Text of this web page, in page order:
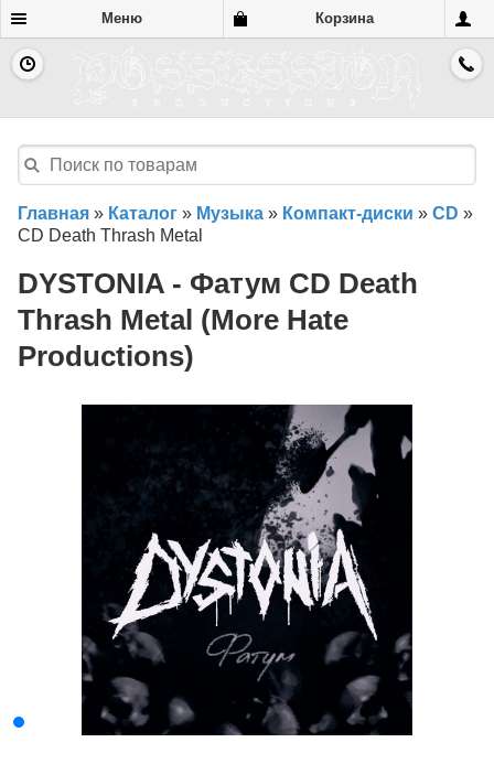
Меню Корзина
Главная » Каталог » Музыка » Компакт-диски » CD »
CD Death Thrash Metal
DYSTONIA - Фатум CD Death
Thrash Metal (More Hate
Productions)